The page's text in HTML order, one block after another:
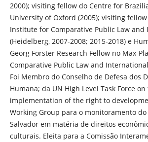
2000); visiting fellow do Centre for
University of Oxford (2005); visiting
Institute for Comparative Public Law and
(Heidelberg, 2007-2008; 2015-2018) e
Georg Forster Research Fellow no Max-
Comparative Public Law and
Foi Membro do Conselho de Defesa dos
Humana; da UN High Level Task Force on
implementation of the right to
Working Group para o monitoramento do
Salvador em matéria de direitos
culturais. Eleita para a Comissão